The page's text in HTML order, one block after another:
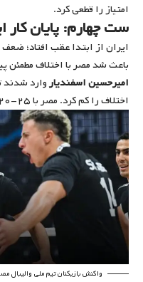
امتیاز را قطعی کرد.
ست چهارم: پایان کار
ایران از ابتدا عقب افتاد؛
باعث شد مصر با اختلاف مطمئن
امیرحسین اسفندیاروارد شدند
اختلاف را کم کرد. مصر با ۲۵-۲۰ پیروز شد و بازی ۳-۱ پایان یافت.
واکنش بازیکنان تیم ملی والیبال